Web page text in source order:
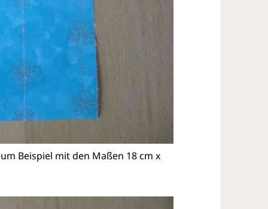
Beispiel mit den Maßen 18 cm x